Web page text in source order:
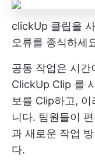
clickUp 클립을
오류를 종식하세요
공동 작업은 시
ClickUp Clip 를
보를 Clip하고,
니다. 팀원들이
과 새로운 작업
다.